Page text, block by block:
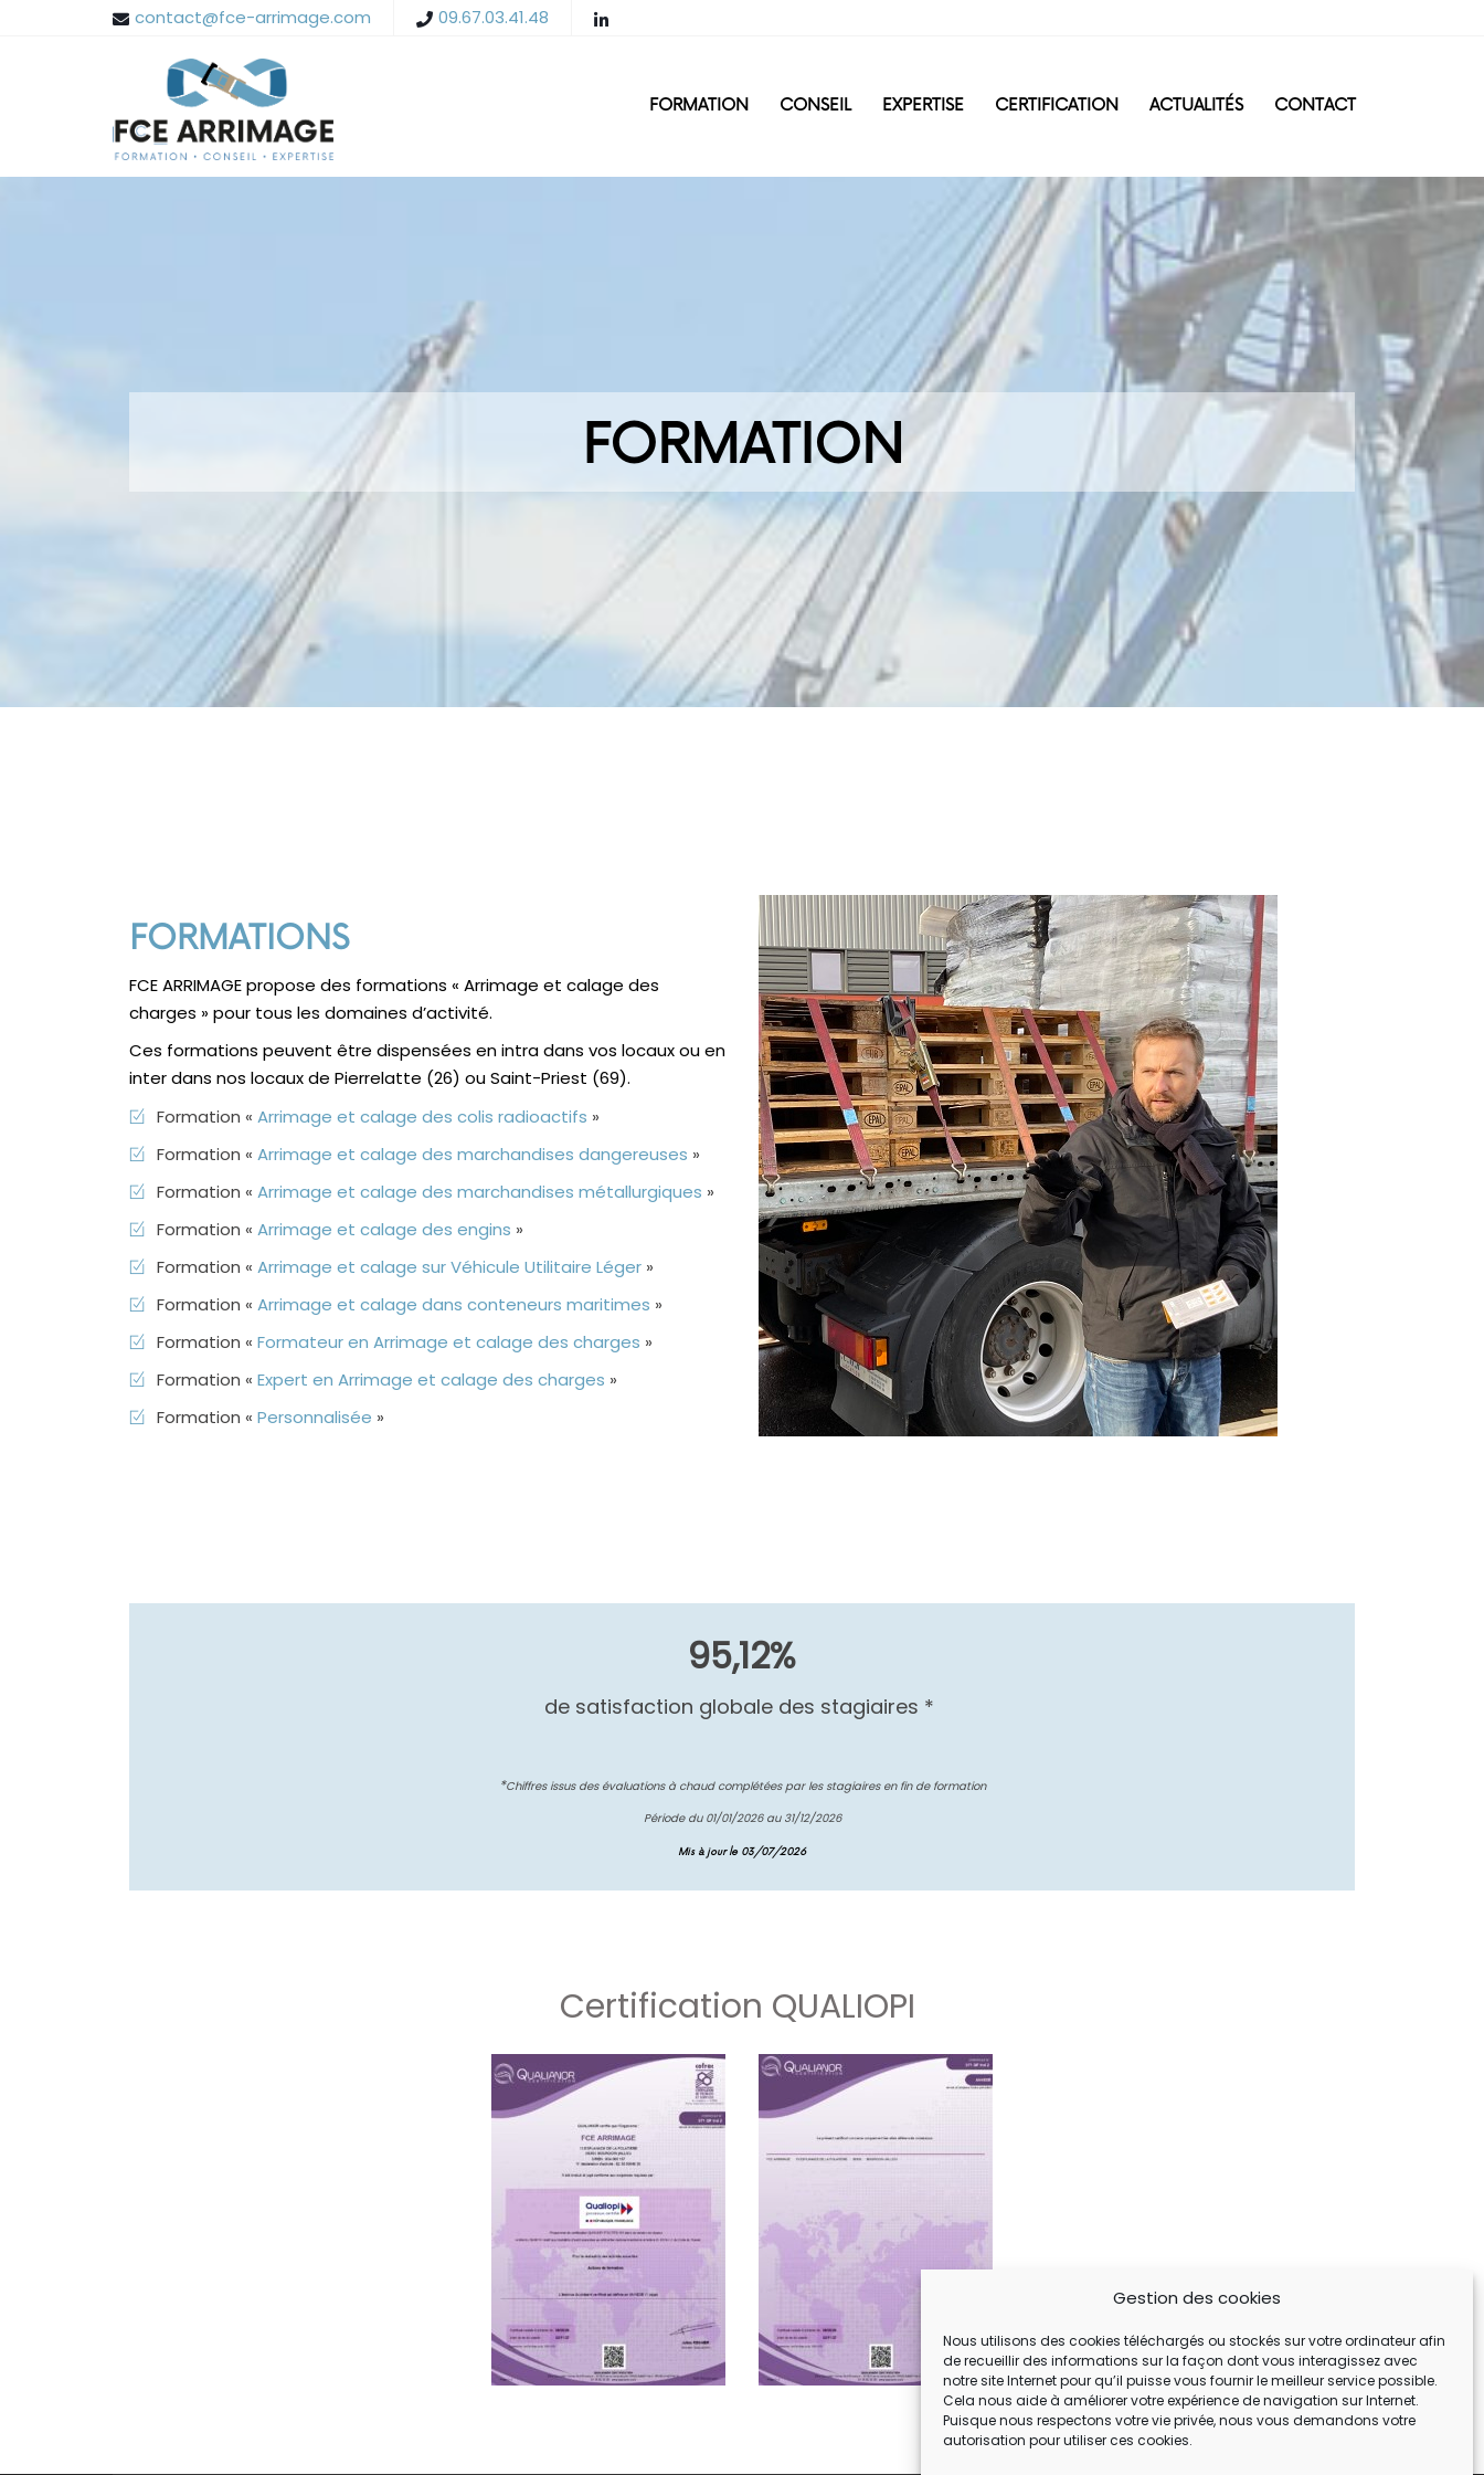
Gestion des cookies
Nous utilisons des cookies téléchargés ou stockés sur votre ordinateur afin
de recueillir des informations sur la façon dont vous interagissez avec
notre site Internet pour qu’il puisse vous fournir le meilleur service possible.
Cela nous aide à améliorer votre expérience de navigation sur Internet.
Puisque nous respectons votre vie privée, nous vous demandons votre
autorisation pour utiliser ces cookies.
contact@fce-arrimage.com 09.67.03.41.48
FORMATION CONSEIL EXPERTISE CERTIFICATION ACTUALITÉS CONTACT
FORMATION
FORMATIONS
FCE ARRIMAGE propose des formations « Arrimage et calage des
charges » pour tous les domaines d’activité.
Ces formations peuvent être dispensées en intra dans vos locaux ou en
inter dans nos locaux de Pierrelatte (26) ou Saint-Priest (69).
Formation « Arrimage et calage des colis radioactifs »
Formation « Arrimage et calage des marchandises dangereuses »
Formation « Arrimage et calage des marchandises métallurgiques »
Formation « Arrimage et calage des engins »
Formation « Arrimage et calage sur Véhicule Utilitaire Léger »
Formation « Arrimage et calage dans conteneurs maritimes »
Formation « Formateur en Arrimage et calage des charges »
Formation « Expert en Arrimage et calage des charges »
Formation « Personnalisée »
95,12%
de satisfaction globale des stagiaires *
*Chiffres issus des évaluations à chaud complétées par les stagiaires en fin de formation
Période du 01/01/2026 au 31/12/2026
Mis à jour le 03/07/2026
Certification QUALIOPI